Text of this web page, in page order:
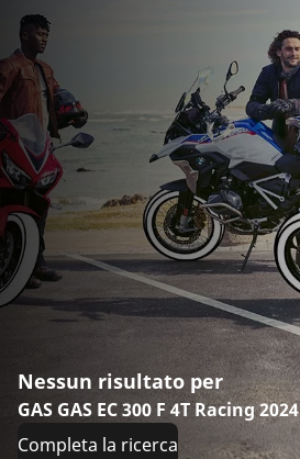
Nessun risultato per
GAS GAS EC 300 F 4T Racing 2024
Completa la ricerca